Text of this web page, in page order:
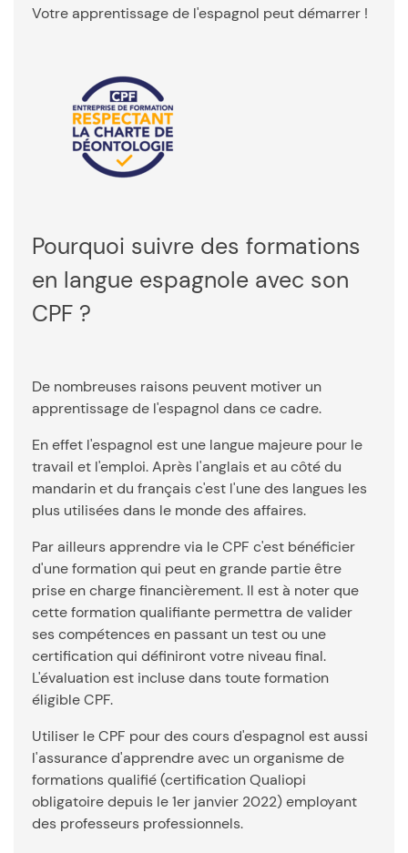
Votre apprentissage de l'espagnol peut démarrer !
Pourquoi suivre des formations
en langue espagnole avec son
CPF ?
De nombreuses raisons peuvent motiver un
apprentissage de l'espagnol dans ce cadre.
En effet l'espagnol est une langue majeure pour le
travail et l'emploi. Après l'anglais et au côté du
mandarin et du français c'est l'une des langues les
plus utilisées dans le monde des affaires.
Par ailleurs apprendre via le CPF c'est bénéficier
d'une formation qui peut en grande partie être
prise en charge financièrement. Il est à noter que
cette formation qualifiante permettra de valider
ses compétences en passant un test ou une
certification qui définiront votre niveau final.
L'évaluation est incluse dans toute formation
éligible CPF.
Utiliser le CPF pour des cours d'espagnol est aussi
l'assurance d'apprendre avec un organisme de
formations qualifié (certification Qualiopi
obligatoire depuis le 1er janvier 2022) employant
des professeurs professionnels.